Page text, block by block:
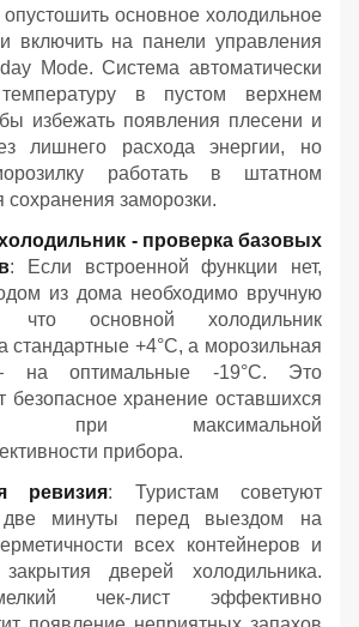
опустошить основное холодильное
включить на панели управления
Mode. Система автоматически
в пустом верхнем
избежать появления плесени и
лишнего расхода энергии, но
работать в штатном
заморозки.
- проверка базовых
: Если встроенной функции нет,
из дома необходимо вручную
что основной холодильник
стандартные +4°C, а морозильная
на оптимальные -19°C. Это
безопасное хранение оставшихся
при максимальной
прибора.
ревизия: Туристам советуют
две минуты перед выездом на
всех контейнеров и
закрытия дверей холодильника.
чек-лист эффективно